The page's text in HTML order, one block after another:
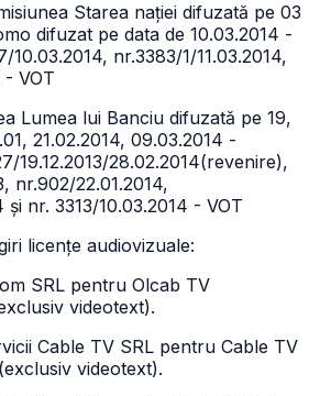
Starea nației difuzată pe 03
difuzat pe data de 10.03.2014 -
10.03.2014, nr.3383/1/11.03.2014,
- VOT
Lumea lui Banciu difuzată pe 19,
21.02.2014, 09.03.2014 -
19.12.2013/28.02.2014(revenire),
nr.902/22.01.2014,
și nr. 3313/10.03.2014 - VOT
licențe audiovizuale:
SRL pentru Olcab TV
videotext).
Cable TV SRL pentru Cable TV
videotext).